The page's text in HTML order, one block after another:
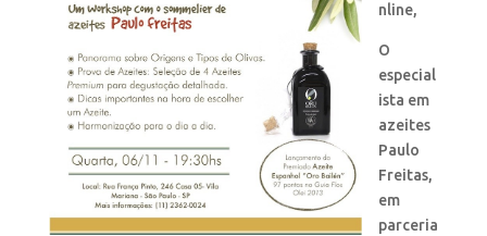
nline,
O
especial
ista em
azeites
Paulo
Freitas,
em
parceria